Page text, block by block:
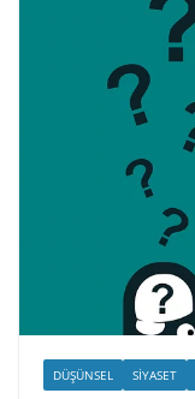
DÜŞÜNSEL SIYASET